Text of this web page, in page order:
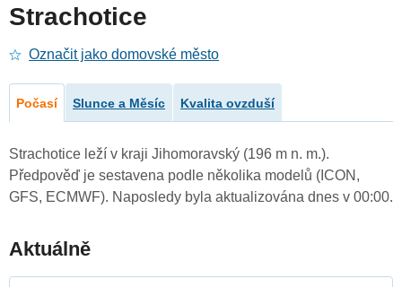
Strachotice
Označit jako domovské město
Počasí Slunce a Měsíc Kvalita ovzduší
Strachotice leží v kraji Jihomoravský (196 m n. m.).
Předpověď je sestavena podle několika modelů (ICON,
GFS, ECMWF). Naposledy byla aktualizována dnes v 00:00.
Aktuálně